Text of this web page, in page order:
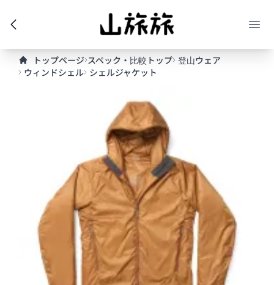
トップページ スペック・比較トップ 登山ウェア
ウィンドシェル シェルジャケット